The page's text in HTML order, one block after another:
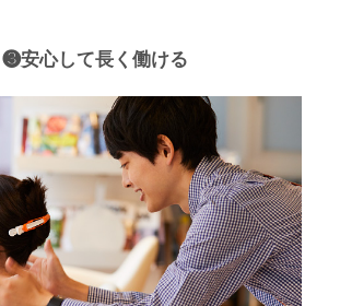
❸安心して長く働ける